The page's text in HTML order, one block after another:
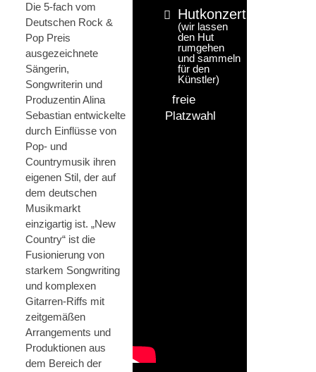
Die 5-fach vom
Deutschen Rock &
Pop Preis
ausgezeichnete
Sängerin,
Songwriterin und
Produzentin Alina
Sebastian entwickelte
durch Einflüsse von
Pop- und
Countrymusik ihren
eigenen Stil, der auf
dem deutschen
Musikmarkt
einzigartig ist. „New
Country“ ist die
Fusionierung von
starkem Songwriting
und komplexen
Gitarren-Riffs mit
zeitgemäßen
Arrangements und
Produktionen aus
dem Bereich der
Hutkonzert
(wir lassen
den Hut
rumgehen
und sammeln
für den
Künstler)
freie
Platzwahl